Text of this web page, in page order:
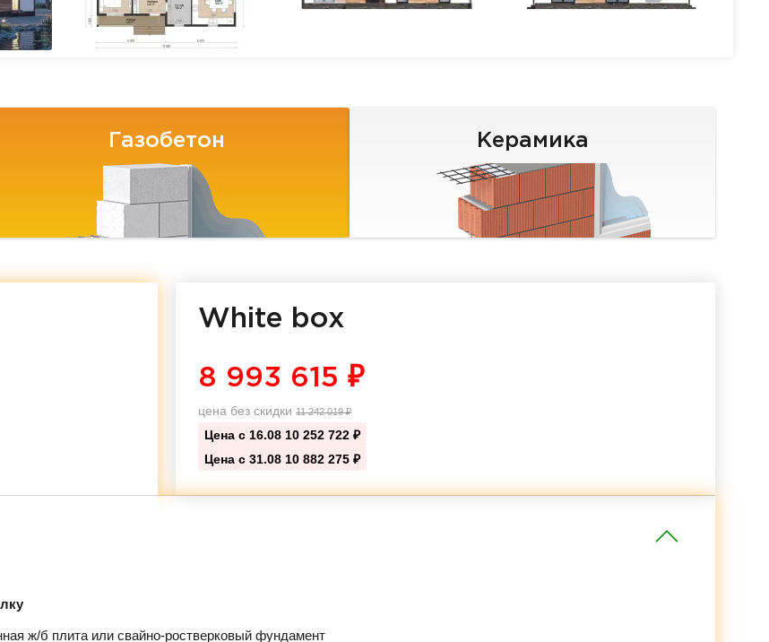
Газобетон Керамика
White box
8 993 615 ₽
цена без скидки 11 242 019₽
Цена с 16.08 10 252 722 ₽
Цена с 31.08 10 882 275 ₽
ж/б плита или свайно-ростверковый фундамент